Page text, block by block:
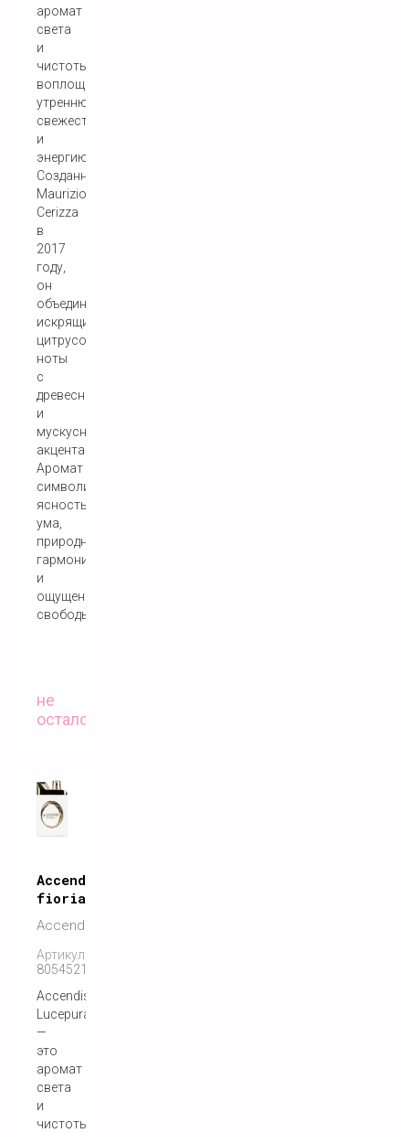
аромат
света
и
чистоты,
воплощающий
утреннюю
свежесть
и
энергию.
Созданный
Maurizio
Cerizza
в
2017
году,
он
объединяет
искрящиеся
цитрусовые
ноты
с
древесными
и
мускусными
акцентами.
Аромат
символизирует
ясность
ума,
природную
гармонию
и
ощущение
свободы.
не
осталось
Accendis
fiorialux
Accendis
Артикул:
8054521910098
Accendis
Lucepura
—
это
аромат
света
и
чистоты,